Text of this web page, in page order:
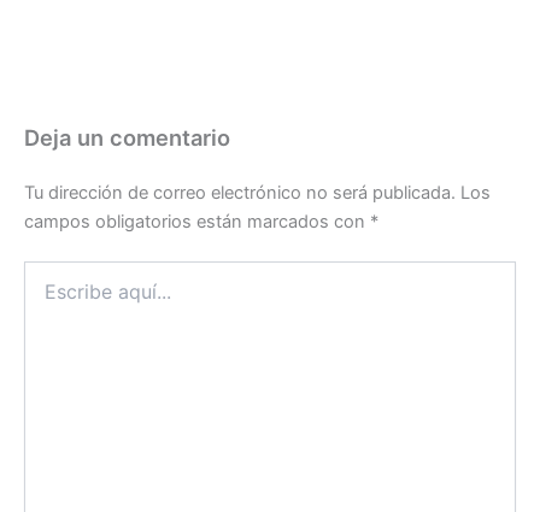
Deja un comentario
Tu dirección de correo electrónico no será publicada. Los
campos obligatorios están marcados con *
aquí...